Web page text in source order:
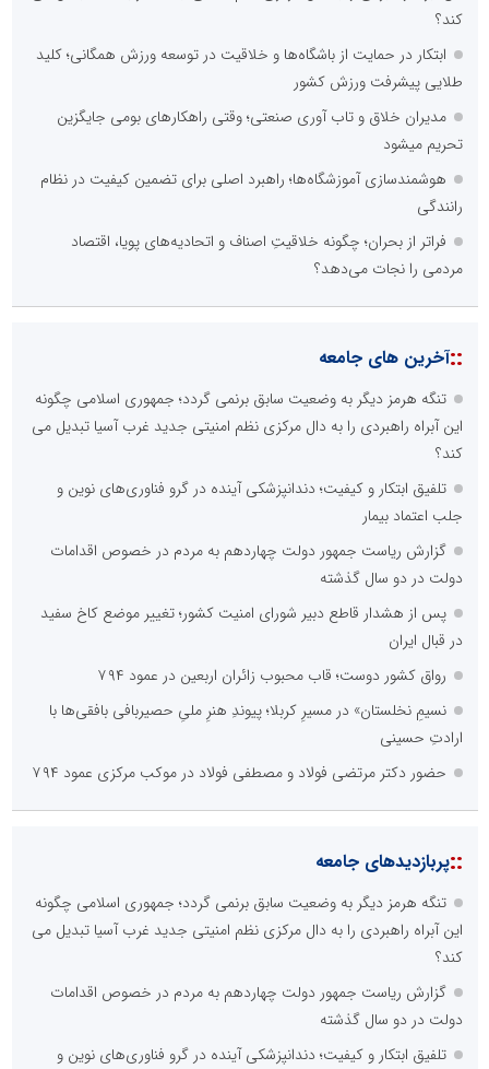
کند؟
ابتکار در حمایت از باشگاه‌ها و خلاقیت در توسعه ورزش همگانی؛ کلید
طلایی پیشرفت ورزش کشور
مدیران خلاق و تاب آوری صنعتی؛ وقتی راهکارهای بومی جایگزین
تحریم میشود
هوشمندسازی آموزشگاه‌ها؛ راهبرد اصلی برای تضمین کیفیت در نظام
رانندگی
فراتر از بحران؛ چگونه خلاقیتِ اصناف و اتحادیه‌های پویا، اقتصاد
مردمی را نجات می‌دهد؟
::آخرین های جامعه
تنگه هرمز دیگر به وضعیت سابق برنمی گردد؛ جمهوری اسلامی چگونه
این آبراه راهبردی را به دال مرکزی نظم امنیتی جدید غرب آسیا تبدیل می
کند؟
تلفیق ابتکار و کیفیت؛ دندانپزشکی آینده در گرو فناوری‌های نوین و
جلب اعتماد بیمار
گزارش ریاست جمهور دولت چهاردهم به مردم در خصوص اقدامات
دولت در دو سال گذشته
پس از هشدار قاطع دبیر شورای امنیت کشور؛ تغییر موضع کاخ سفید
در قبال ایران
رواق کشور دوست؛ قاب محبوب زائران اربعین در عمود ۷۹۴
نسیمِ نخلستان» در مسیرِ کربلا؛ پیوندِ هنرِ ملیِ حصیربافی بافقی‌ها با
ارادتِ حسینی
حضور دکتر مرتضی فولاد و مصطفی فولاد در موکب مرکزی عمود ۷۹۴
::پربازدیدهای جامعه
تنگه هرمز دیگر به وضعیت سابق برنمی گردد؛ جمهوری اسلامی چگونه
این آبراه راهبردی را به دال مرکزی نظم امنیتی جدید غرب آسیا تبدیل می
کند؟
گزارش ریاست جمهور دولت چهاردهم به مردم در خصوص اقدامات
دولت در دو سال گذشته
تلفیق ابتکار و کیفیت؛ دندانپزشکی آینده در گرو فناوری‌های نوین و